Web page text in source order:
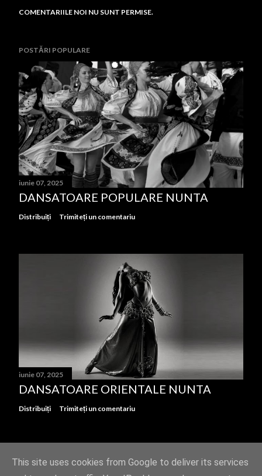
COMENTARIILE NOI NU SUNT PERMISE.
POSTĂRI POPULARE
iunie 07, 2025
DANSATOARE POPULARE NUNTA
Distribuiți Trimiteți un comentariu
iunie 07, 2025
DANSATOARE ORIENTALE NUNTA
Distribuiți Trimiteți un comentariu
This site uses cookies from Google to deliver its services